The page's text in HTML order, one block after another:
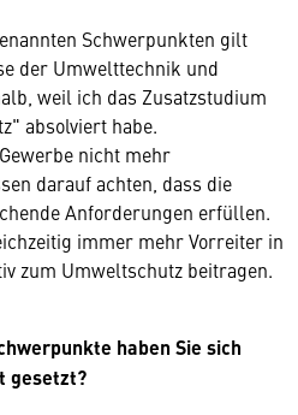
Schwerpunkten gilt
der Umwelttechnik und
weil ich das Zusatzstudium
absolviert habe.
nicht mehr
darauf achten, dass die
Anforderungen erfüllen.
immer mehr Vorreiter in
zum Umweltschutz beitragen.
haben Sie sich
gesetzt?